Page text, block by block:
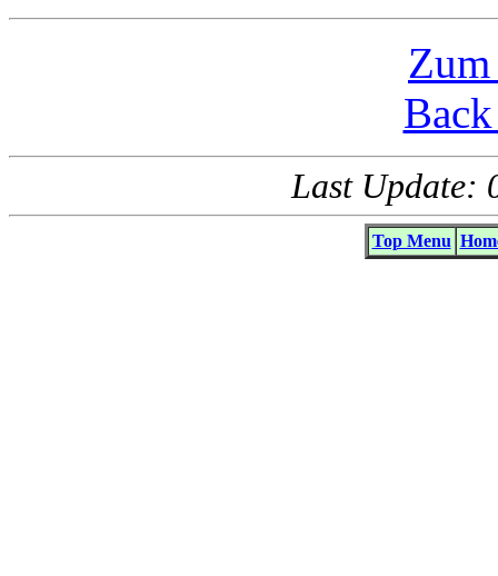
Zum
Last Update:
Top Menu